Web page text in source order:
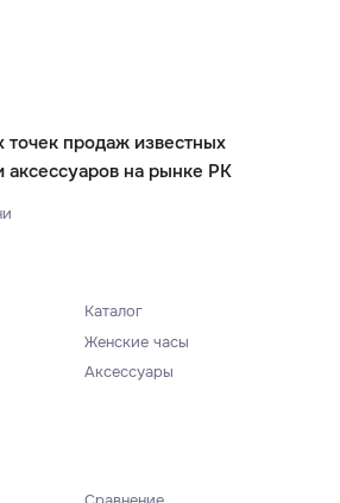
продаж известных
аксессуаров на рынке РК
Каталог
Женские часы
Аксессуары